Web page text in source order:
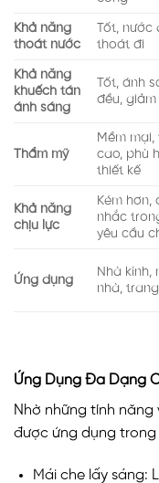
Khả năng
thoát nước
Tốt, nước
thoát đi
Khả năng
khuếch tán
ánh sáng
Tốt, ánh
đều,
Thẩm mỹ
Mềm
cao, phù
thiết kế
Khả năng
chịu lực
Kém hơn,
nhắc
yêu cầu
Ứng dụng
Nhà kính,
nhà,
Ứng Dụng Đa Dạng
Nhờ những tính
được ứng dụng trong
Mái che lấy sáng: